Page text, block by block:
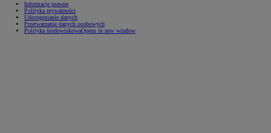
Informacje prawne
Polityka prywatności
Udostępnianie danych
Przetwarzanie danych osobowych
Polityka środowiskowaOpens in new window